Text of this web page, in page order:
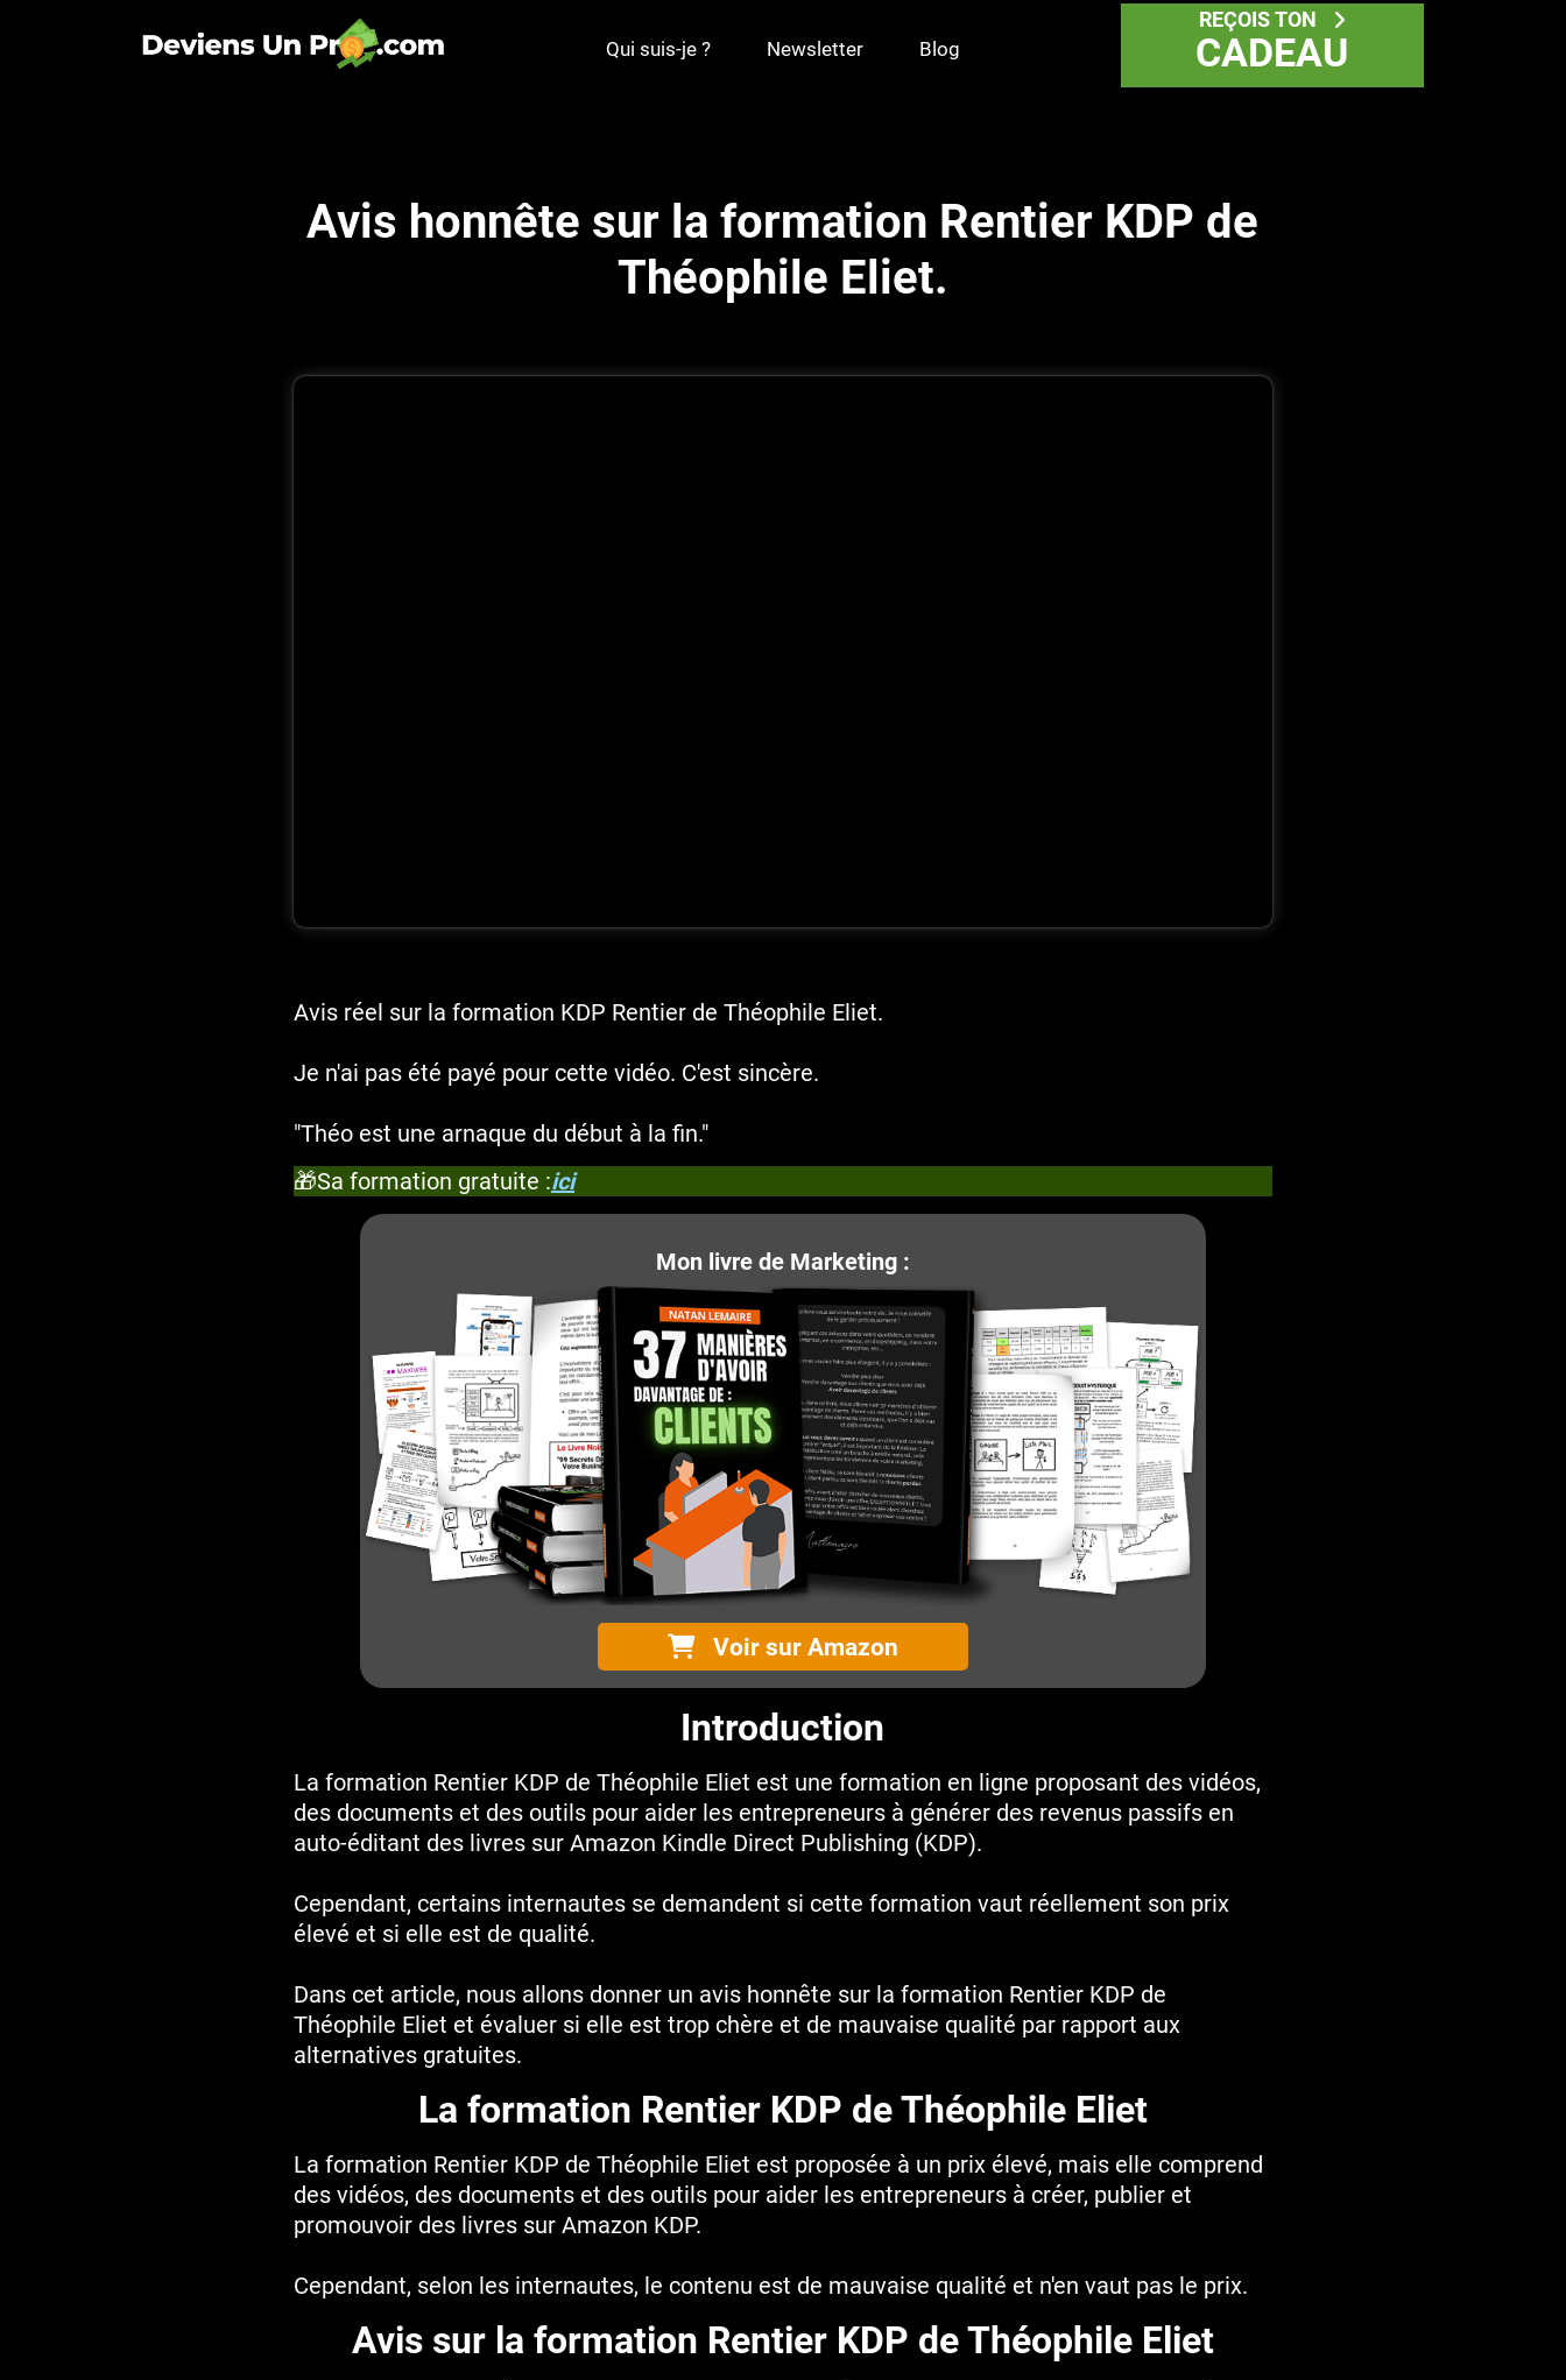
Qui suis-je ? Newsletter Blog
REÇOIS TON
CADEAU
Avis honnête sur la formation Rentier KDP de
Théophile Eliet.
Avis réel sur la formation KDP Rentier de Théophile Eliet.
Je n'ai pas été payé pour cette vidéo. C'est sincère.
"Théo est une arnaque du début à la fin."
🎁Sa formation gratuite :ici
Mon livre de Marketing :
Voir sur Amazon
Introduction
La formation Rentier KDP de Théophile Eliet est une formation en ligne proposant des vidéos,
des documents et des outils pour aider les entrepreneurs à générer des revenus passifs en
auto-éditant des livres sur Amazon Kindle Direct Publishing (KDP).
Cependant, certains internautes se demandent si cette formation vaut réellement son prix
élevé et si elle est de qualité.
Dans cet article, nous allons donner un avis honnête sur la formation Rentier KDP de
Théophile Eliet et évaluer si elle est trop chère et de mauvaise qualité par rapport aux
alternatives gratuites.
La formation Rentier KDP de Théophile Eliet
La formation Rentier KDP de Théophile Eliet est proposée à un prix élevé, mais elle comprend
des vidéos, des documents et des outils pour aider les entrepreneurs à créer, publier et
promouvoir des livres sur Amazon KDP.
Cependant, selon les internautes, le contenu est de mauvaise qualité et n'en vaut pas le prix.
Avis sur la formation Rentier KDP de Théophile Eliet